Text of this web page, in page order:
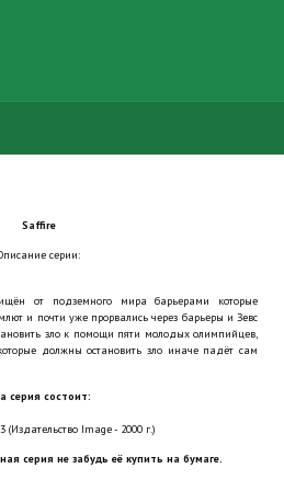
субтитры)
Mod (Русские субтитры)
Saffire
серии:
от подземного мира барьерами которые
и почти уже прорвались через барьеры и Зевс
зло к помощи пяти молодых олимпийцев,
должны остановить зло иначе падёт сам
серия состоит:
(Издательство Image - 2000 г.)
серия не забудь её купить на бумаге.